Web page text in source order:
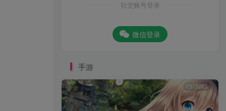
社交账号登录
微信登录
手游
1283